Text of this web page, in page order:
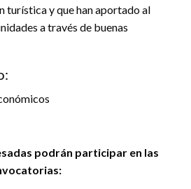
turística y que han aportado al
a través de buenas
podrán participar en las